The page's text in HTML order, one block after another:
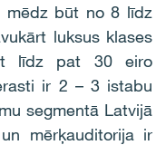
mēdz būt no 8 līdz
luksus klases
līdz pat 30 eiro
ir 2 – 3 istabu
segmentā Latvijā
mērķauditorija ir